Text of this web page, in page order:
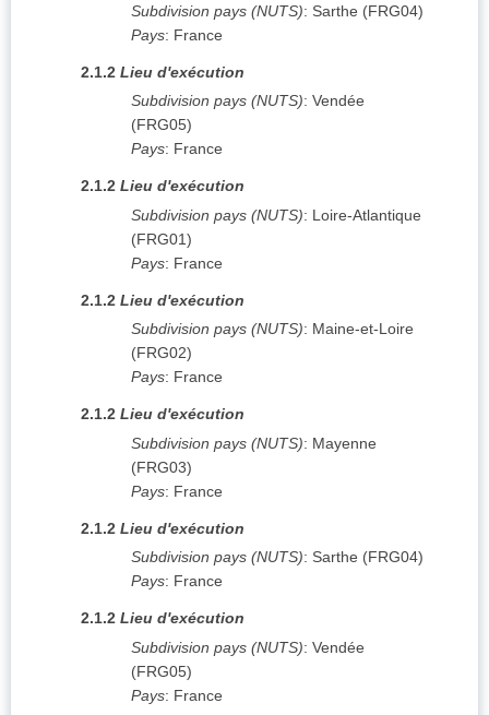
Subdivision pays (NUTS): Sarthe (FRG04)
Pays: France
2.1.2 Lieu d'exécution
Subdivision pays (NUTS): Vendée
(FRG05)
Pays: France
2.1.2 Lieu d'exécution
Subdivision pays (NUTS): Loire-Atlantique
(FRG01)
Pays: France
2.1.2 Lieu d'exécution
Subdivision pays (NUTS): Maine-et-Loire
(FRG02)
Pays: France
2.1.2 Lieu d'exécution
Subdivision pays (NUTS): Mayenne
(FRG03)
Pays: France
2.1.2 Lieu d'exécution
Subdivision pays (NUTS): Sarthe (FRG04)
Pays: France
2.1.2 Lieu d'exécution
Subdivision pays (NUTS): Vendée
(FRG05)
Pays: France